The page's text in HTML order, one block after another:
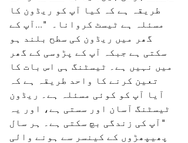
طریقہ ہے کہ کیا آپ کو ریڈون کا
مسئلہ ہے ٹیسٹ کروانا۔ "...آپ کے
گھر میں ریڈون کی سطح بلند ہو
سکتی ہے جبکہ آپ کے پڑوسی کے گھر
میں نہیں ہے۔ ٹیسٹنگ ہی اس بات کا
تعین کرنے کا واحد طریقہ ہے کہ
آیا آپ کو کوئی مسئلہ ہے۔ ریڈون
ٹیسٹنگ آسان اور سستی ہے، اور یہ
"آپ کی زندگی بچ سکتی ہے۔ ہر سال
پھیپھڑوں کے کینسر سے ہونے والی